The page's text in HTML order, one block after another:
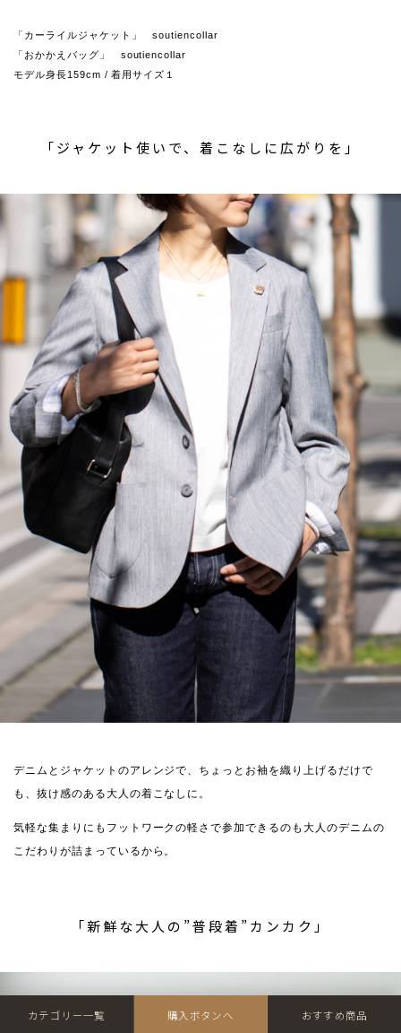
「カーライルジャケット」 soutiencollar
「おかかえバッグ」 soutiencollar
モデル身長159cm / 着用サイズ１
「ジャケット使いで、着こなしに広がりを」
デニムとジャケットのアレンジで、ちょっとお袖を織り上げるだけで
も、抜け感のある大人の着こなしに。
気軽な集まりにもフットワークの軽さで参加できるのも大人のデニムの
こだわりが詰まっているから。
「新鮮な大人の”普段着”カンカク」
カテゴリー一覧 購入ボタンへ おすすめ商品